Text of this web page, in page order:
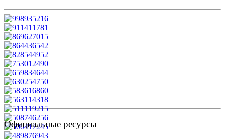
Официальные ресурсы